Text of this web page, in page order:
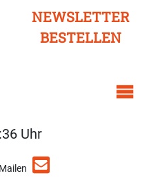
NEWSLETTER
BESTELLEN
Uhr
Mailen